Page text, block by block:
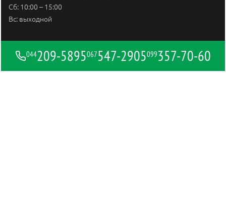
Сб: 10:00 – 15:00
Вс: выходной
044209-5895067547-2905099357-70-60